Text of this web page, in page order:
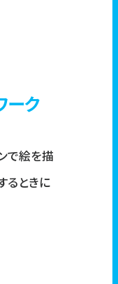
ーク
で絵を描
るときに